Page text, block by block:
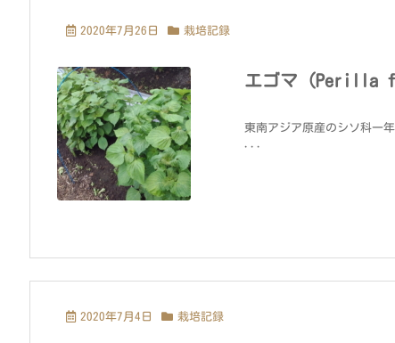
2020年7月26日 栽培記録
エゴマ（Perilla
東南アジア原産のシソ科一
...
2020年7月4日 栽培記録